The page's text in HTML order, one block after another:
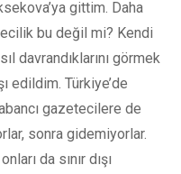
gittim. Daha
bu değil mi? Kendi
davrandıklarını görmek
edildim. Türkiye’de
gazetecilere de
sonra gidemiyorlar.
da sınır dışı